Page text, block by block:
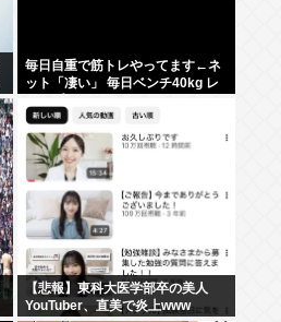
毎日自重で筋トレやってます←ネ
ット「凄い」 毎日ベンチ40kg レ
ト「笑」
【悲報】東科大医学部卒の美人
YouTuber、直美で炎上www